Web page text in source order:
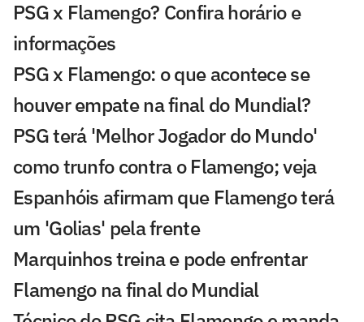
PSG x Flamengo? Confira horário e
informações
PSG x Flamengo: o que acontece se
houver empate na final do Mundial?
PSG terá 'Melhor Jogador do Mundo'
como trunfo contra o Flamengo; veja
Espanhóis afirmam que Flamengo terá
um 'Golias' pela frente
Marquinhos treina e pode enfrentar
Flamengo na final do Mundial